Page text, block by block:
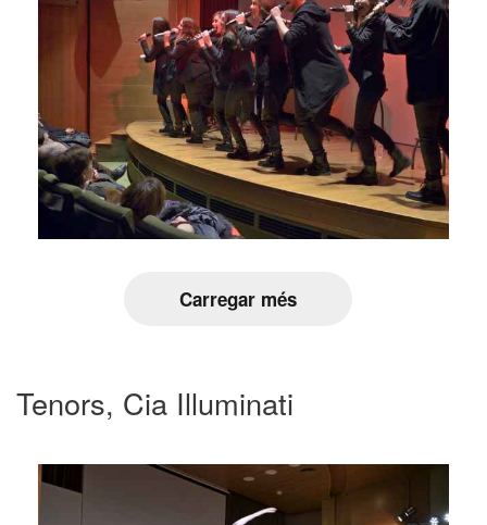
Carregar més
Tenors, Cia Illuminati